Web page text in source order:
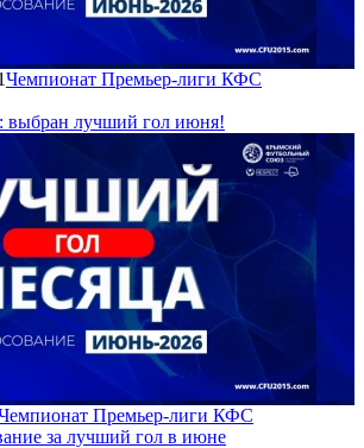
Чемпионат Премьер-лиги КФС
выбран лучший гол июня!
Премьер-лиги КФС
за лучший гол в июне